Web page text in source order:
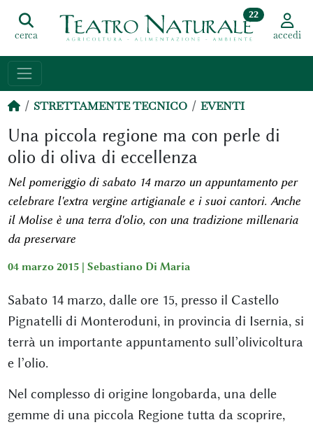
cerca
22
accedi
STRETTAMENTE TECNICO EVENTI
Una piccola regione ma con perle di
olio di oliva di eccellenza
Nel pomeriggio di sabato 14 marzo un appuntamento per
celebrare l'extra vergine artigianale e i suoi cantori. Anche
il Molise è una terra d'olio, con una tradizione millenaria
da preservare
04 marzo 2015 | Sebastiano Di Maria
Sabato 14 marzo, dalle ore 15, presso il Castello
Pignatelli di Monteroduni, in provincia di Isernia, si
terrà un importante appuntamento sull’olivicoltura
e l’olio.
Nel complesso di origine longobarda, una delle
gemme di una piccola Regione tutta da scoprire,